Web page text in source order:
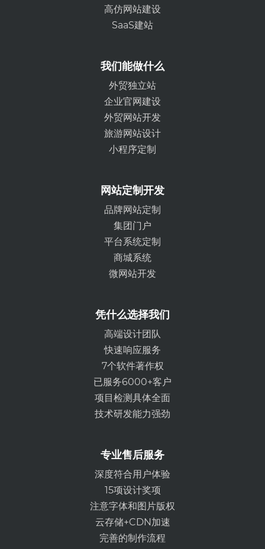
高仿网站建设
SaaS建站
我们能做什么
外贸独立站
企业官网建设
外贸网站开发
旅游网站设计
小程序定制
网站定制开发
品牌网站定制
集团门户
平台系统定制
商城系统
微网站开发
凭什么选择我们
高端设计团队
快速响应服务
7个软件著作权
已服务6000+客户
项目检测具体全面
技术研发能力强劲
专业售后服务
深度符合用户体验
15项设计奖项
注意字体和图片版权
云存储+CDN加速
完善的制作流程